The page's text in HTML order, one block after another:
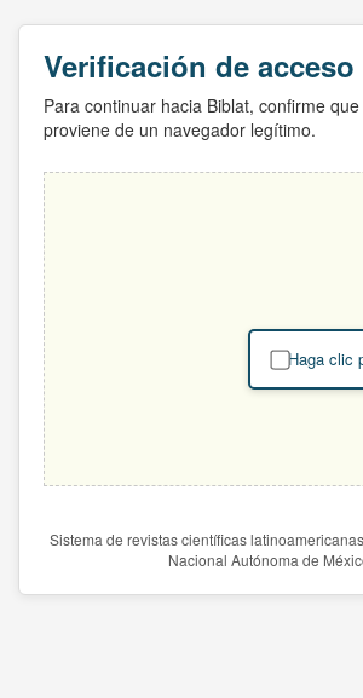
Verificación de acceso
Para continuar hacia Biblat, confirme
proviene de un navegador legítimo.
Haga clic
Sistema de revistas científicas
Nacional Autónoma de